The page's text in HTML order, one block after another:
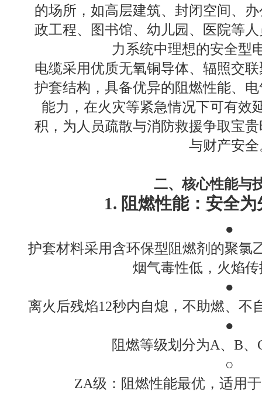
的场所，如高层建筑、封闭空间、
政工程、图书馆、幼儿园、医院等
力系统中理想的安全型
电缆采用优质无氧铜导体、辐照交
护套结构，具备优异的阻燃性能、
能力，在火灾等紧急情况下可有效
积，为人员疏散与消防救援争取宝
与财产安
二、核心性能与
1. 阻燃性能：安全
●
护套材料采用含环保型阻燃剂的聚氯
烟气毒性低，火焰
●
离火后残焰12秒内自熄，不助燃、不
●
阻燃等级划分为A、B
○
ZA级：阻燃性能最优，适用